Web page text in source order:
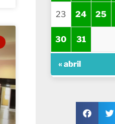
23 24 25
30 31
« abril